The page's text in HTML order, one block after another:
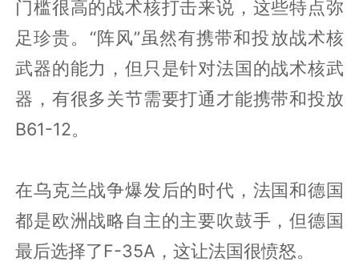
门槛很高的战术核打击来说，这些特点弥
足珍贵。“阵风”虽然有携带和投放战术核
武器的能力，但只是针对法国的战术核武
器，有很多关节需要打通才能携带和投放
B61-12。
在乌克兰战争爆发后的时代，法国和德国
都是欧洲战略自主的主要吹鼓手，但德国
最后选择了F-35A，这让法国很愤怒。